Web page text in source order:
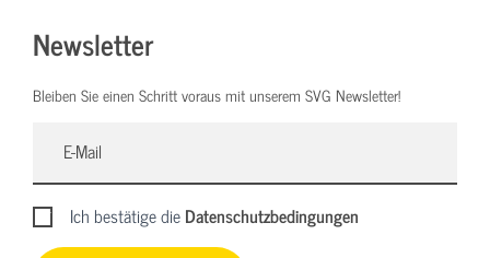
Newsletter
Bleiben Sie einen Schritt voraus mit unserem SVG Newsletter!
Ich bestätige dieDatenschutzbedingungen